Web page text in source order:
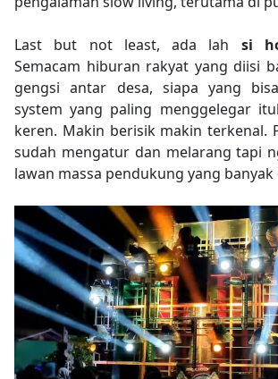
Last but not least, ada lah si
Semacam hiburan rakyat yang diisi
gengsi antar desa, siapa yang
system yang paling menggelegar
keren. Makin berisik makin terkenal.
sudah mengatur dan melarang tapi
lawan massa pendukung yang banyak